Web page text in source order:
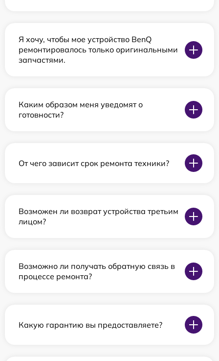
Я хочу, чтобы мое устройство BenQ
ремонтировалось только оригинальными
запчастями.
Каким образом меня уведомят о
готовности?
От чего зависит срок ремонта техники?
Возможен ли возврат устройства третьим
лицом?
Возможно ли получать обратную связь в
процессе ремонта?
Какую гарантию вы предоставляете?